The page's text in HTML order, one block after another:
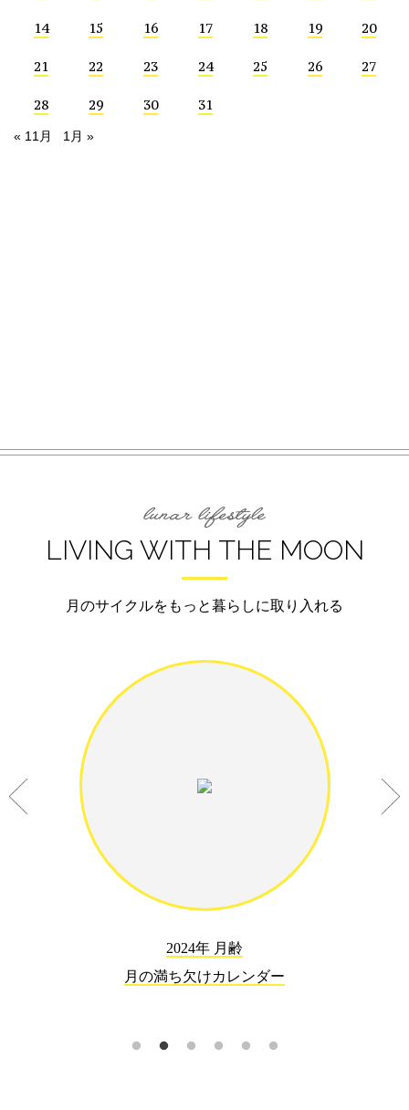
14 15 16 17 18 19 20
21 22 23 24 25 26 27
28 29 30 31
« 11月 1月 »
LIVING WITH THE MOON
月のサイクルをもっと暮らしに取り入れる
2024年 月齢
月の満ち欠けカレンダー